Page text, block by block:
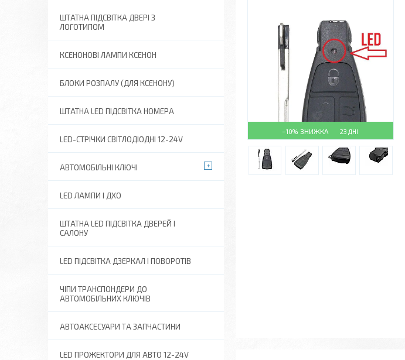
–10% 23 ДНІ
ШТАТНА ПІДСВІТКА ДВЕРІ З
ЛОГОТИПОМ
КСЕНОНОВІ ЛАМПИ КСЕНОН
БЛОКИ РОЗПАЛУ (ДЛЯ КСЕНОНУ)
ШТАТНА LED ПІДСВІТКА НОМЕРА
LED-СТРІЧКИ СВІТЛОДІОДНІ 12-24V
АВТОМОБІЛЬНІ КЛЮЧІ
LED ЛАМПИ І ДХО
ШТАТНА LED ПІДСВІТКА ДВЕРЕЙ І
САЛОНУ
LED ПІДСВІТКА ДЗЕРКАЛ І ПОВОРОТІВ
ЧІПИ ТРАНСПОНДЕРИ ДО
АВТОМОБІЛЬНИХ КЛЮЧІВ
АВТОАКСЕСУАРИ ТА ЗАПЧАСТИНИ
LED ПРОЖЕКТОРИ ДЛЯ АВТО 12-24V